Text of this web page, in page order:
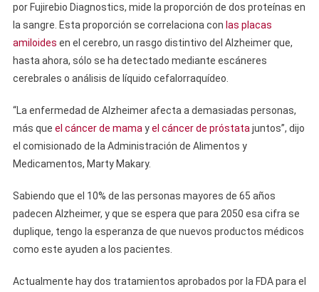
por Fujirebio Diagnostics, mide la proporción de dos proteínas en
la sangre. Esta proporción se correlaciona con las placas
amiloides en el cerebro, un rasgo distintivo del Alzheimer que,
hasta ahora, sólo se ha detectado mediante escáneres
cerebrales o análisis de líquido cefalorraquídeo.
“La enfermedad de Alzheimer afecta a demasiadas personas,
más que el cáncer de mama yel cáncer de próstata juntos”, dijo
el comisionado de la Administración de Alimentos y
Medicamentos, Marty Makary.
Sabiendo que el 10% de las personas mayores de 65 años
padecen Alzheimer, y que se espera que para 2050 esa cifra se
duplique, tengo la esperanza de que nuevos productos médicos
como este ayuden a los pacientes.
Actualmente hay dos tratamientos aprobados por la FDA para el